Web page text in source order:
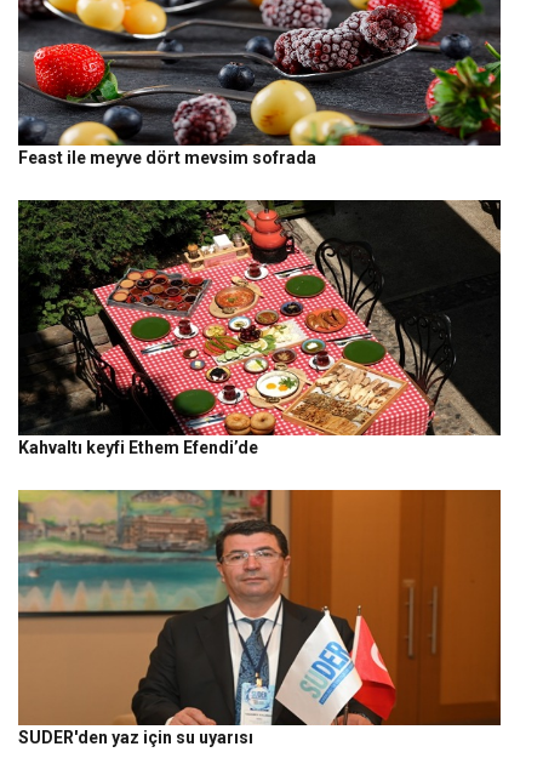
Feast ile meyve dört mevsim sofrada
Kahvaltı keyfi Ethem Efendi’de
SUDER'den yaz için su uyarısı